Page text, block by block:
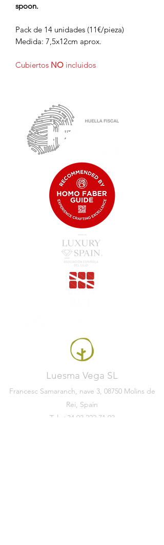
spoon.
Pack de 14 unidades (11€/pieza)
Medida: 7,5x12cm aprox.
Cubiertos NO incluidos
Luesma Vega SL
Francesc Samaranch, nave 3, 08750 Molins de
Rei, Spain
Tel:
+34 93 222 71 93